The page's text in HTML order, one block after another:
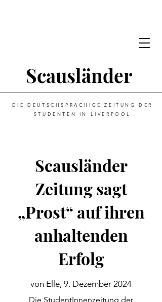
Scausländer
DIE DEUTSCHSPRACHIGE ZEITUNG DER
STUDENTEN IN LIVERPOOL
Scausländer
Zeitung sagt
„Prost“ auf ihren
anhaltenden
Erfolg
von Elle, 9. Dezember 2024
Die StudentInnenzeitung der